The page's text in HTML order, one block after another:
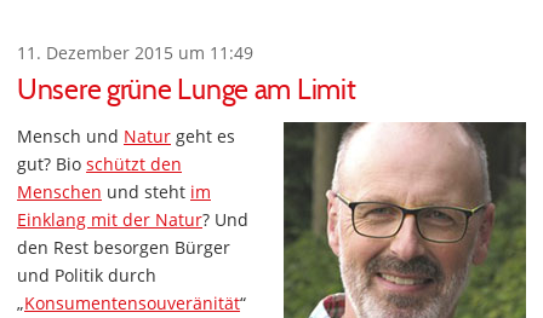
11. Dezember 2015 um 11:49
Unsere grüne Lunge am Limit
Mensch und Natur geht es
gut? Bio schützt den
Menschen und steht im
Einklang mit der Natur? Und
den Rest besorgen Bürger
und Politik durch
„Konsumentensouveränität“